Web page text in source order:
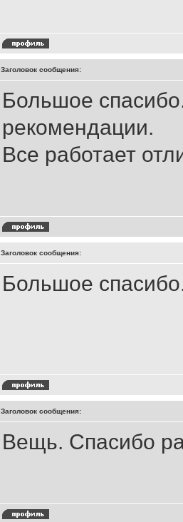
Заголовок сообщения:
Большое
рекомендации.
Все работает
Заголовок сообщения:
Большое
Заголовок сообщения:
Вещь. Спасибо